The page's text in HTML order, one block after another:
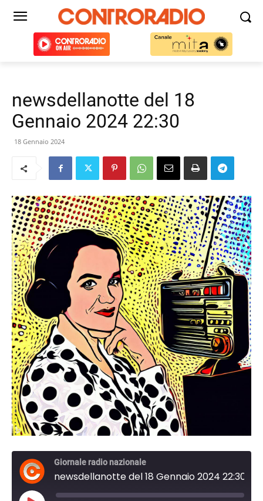
newsdellanotte del 18
Gennaio 2024 22:30
18 Gennaio 2024
Giornale radio nazionale
newsdellanotte del 18 Gennaio 2024 22:30